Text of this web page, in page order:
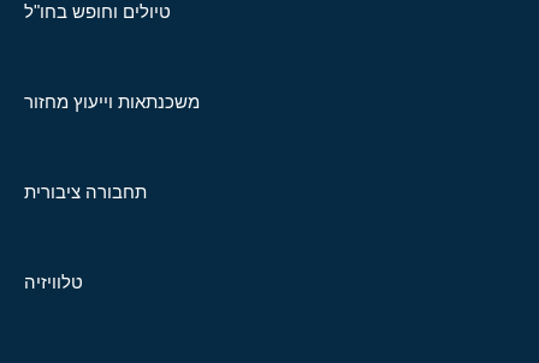
טיולים וחופש בחו"ל
משכנתאות וייעוץ מחזור
תחבורה ציבורית
טלוויזיה